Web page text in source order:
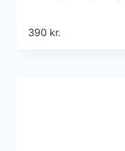
390 kr.